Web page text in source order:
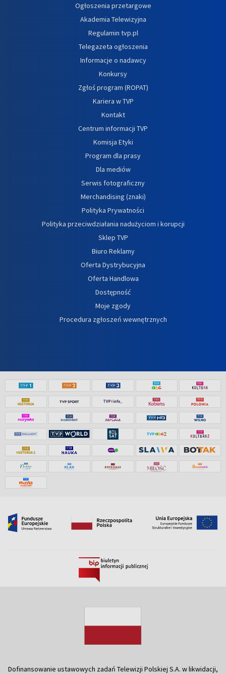
Ogłoszenia przetargowe
Akademia Telewizyjna
Regulamin tvp.pl
Telegazeta ogłoszenia
Informacje o nadawcy
Konkursy
Zgłoś program (ROPAT)
Kariera w TVP
Kontakt
Centrum informacji TVP
Komisja Etyki
Program dla prasy
Dla mediów
Serwis fotograficzny
Merchandising (znaki)
Polityka Prywatności
Polityka przeciwdziałania nadużyciom i korupcji
Sklep TVP
Biuro Reklamy
Oferta Dystrybucyjna
Oferta Handlowa
Dostępność
Moje zgody
Procedura zgłoszeń wewnętrznych
Dofinansowanie ustawowych zadań Telewizji Polskiej S.A. w likwidacji,